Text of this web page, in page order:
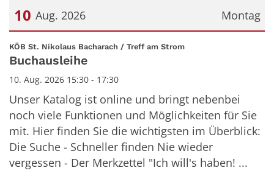
Montag
10 Aug. 2026
Datum: 10. August 2026
KÖB St. Nikolaus Bacharach / Treff am Strom:
Buchausleihe
10. Aug. 2026 15:30 - 17:30
Unser Katalog ist online und bringt nebenbei
noch viele Funktionen und Möglichkeiten für Sie
mit. Hier finden Sie die wichtigsten im Überblick:
Die Suche - Schneller finden Nie wieder
vergessen - Der Merkzettel "Ich will's haben! ...